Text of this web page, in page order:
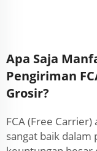
Apa Saja
Pengiriman
Grosir?
FCA (Free
sangat baik dalam